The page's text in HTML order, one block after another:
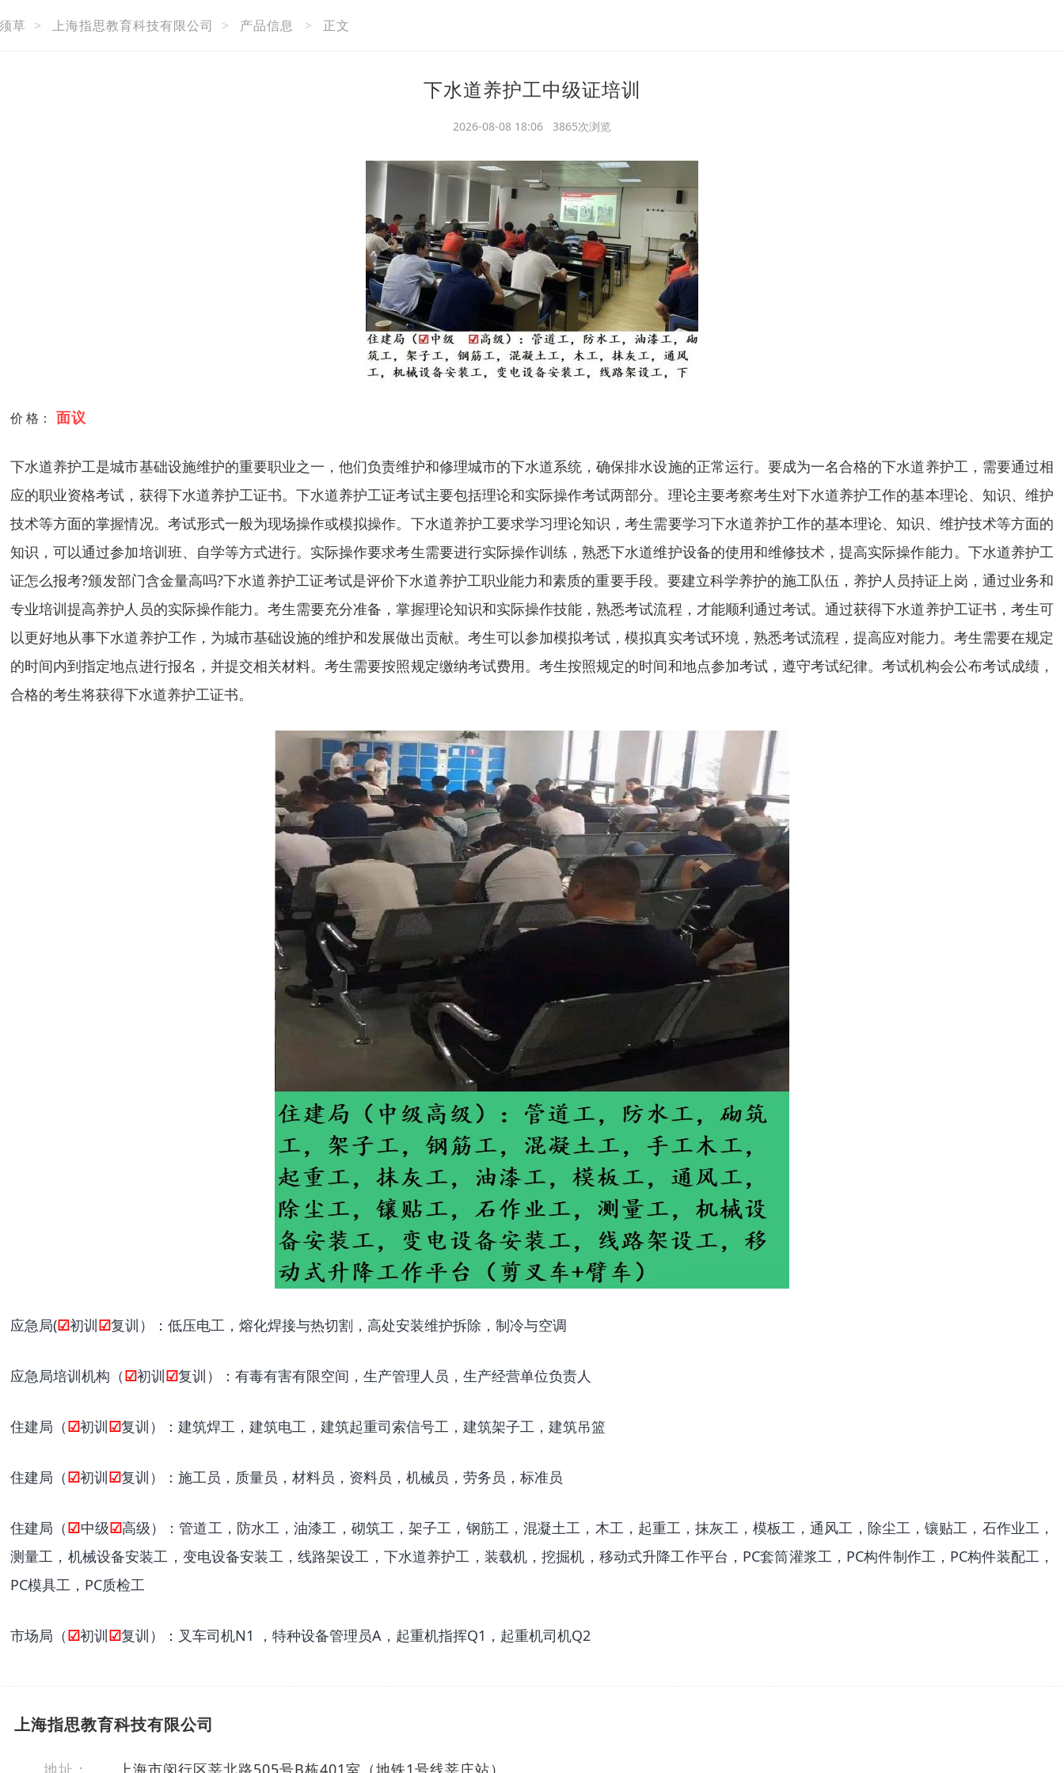
草 > 上海指思教育科技有限公司 > 产品信息 > 正文
下水道养护工中级证培训
2026-08-08 18:06 3865次浏览
价 格： 面议
下水道养护工是城市基础设施维护的重要职业之一，他们负责维护和修理城市的下水道系统，确保排水设施的正常运行。要成为一名合格的下水道养护工，需要通过相
应的职业资格考试，获得下水道养护工证书。下水道养护工证考试主要包括理论和实际操作考试两部分。理论主要考察考生对下水道养护工作的基本理论、知识、维护
技术等方面的掌握情况。考试形式一般为现场操作或模拟操作。下水道养护工要求学习理论知识，考生需要学习下水道养护工作的基本理论、知识、维护技术等方面的
知识，可以通过参加培训班、自学等方式进行。实际操作要求考生需要进行实际操作训练，熟悉下水道维护设备的使用和维修技术，提高实际操作能力。下水道养护工
证怎么报考?颁发部门含金量高吗?下水道养护工证考试是评价下水道养护工职业能力和素质的重要手段。要建立科学养护的施工队伍，养护人员持证上岗，通过业务和
专业培训提高养护人员的实际操作能力。考生需要充分准备，掌握理论知识和实际操作技能，熟悉考试流程，才能顺利通过考试。通过获得下水道养护工证书，考生可
以更好地从事下水道养护工作，为城市基础设施的维护和发展做出贡献。考生可以参加模拟考试，模拟真实考试环境，熟悉考试流程，提高应对能力。考生需要在规定
的时间内到指定地点进行报名，并提交相关材料。考生需要按照规定缴纳考试费用。考生按照规定的时间和地点参加考试，遵守考试纪律。考试机构会公布考试成绩，
合格的考生将获得下水道养护工证书。
应急局(☑初训☑复训）：低压电工，熔化焊接与热切割，高处安装维护拆除，制冷与空调
应急局培训机构（☑初训☑复训）：有毒有害有限空间，生产管理人员，生产经营单位负责人
住建局（☑初训☑复训）：建筑焊工，建筑电工，建筑起重司索信号工，建筑架子工，建筑吊篮
住建局（☑初训☑复训）：施工员，质量员，材料员，资料员，机械员，劳务员，标准员
住建局（☑中级☑高级）：管道工，防水工，油漆工，砌筑工，架子工，钢筋工，混凝土工，木工，起重工，抹灰工，模板工，通风工，除尘工，镶贴工，石作业工，
测量工，机械设备安装工，变电设备安装工，线路架设工，下水道养护工，装载机，挖掘机，移动式升降工作平台，PC套筒灌浆工，PC构件制作工，PC构件装配工，
PC模具工，PC质检工
市场局（☑初训☑复训）：叉车司机N1 ，特种设备管理员A，起重机指挥Q1，起重机司机Q2
上海指思教育科技有限公司
地址： 上海市闵行区莘北路505号B栋401室（地铁1号线莘庄站）